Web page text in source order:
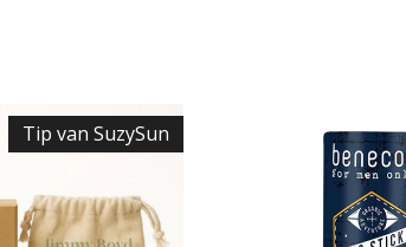
Tip van SuzySun